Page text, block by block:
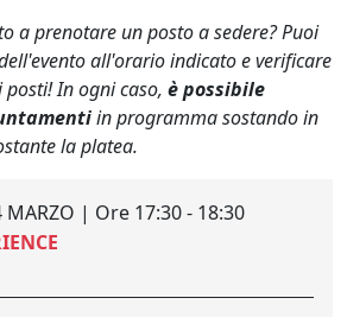
a prenotare un posto a sedere? Puoi
all'orario indicato e verificare
In ogni caso, è possibile
in programma sostando in
la platea.
MARZO | Ore 17:30 - 18:30